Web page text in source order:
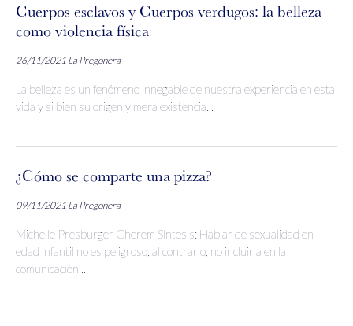
Cuerpos esclavos y Cuerpos verdugos: la belleza
como violencia física
26/11/2021 La Pregonera
La belleza es un fenómeno innegable de nuestra experiencia en esta
vida y si bien su origen y mera existencia...
¿Cómo se comparte una pizza?
09/11/2021 La Pregonera
Michelle Presburger Cherem Síntesis: Hablar de sexualidad en
edad infantil no es peligroso, al contrario, no incluirla en la
comunicación...